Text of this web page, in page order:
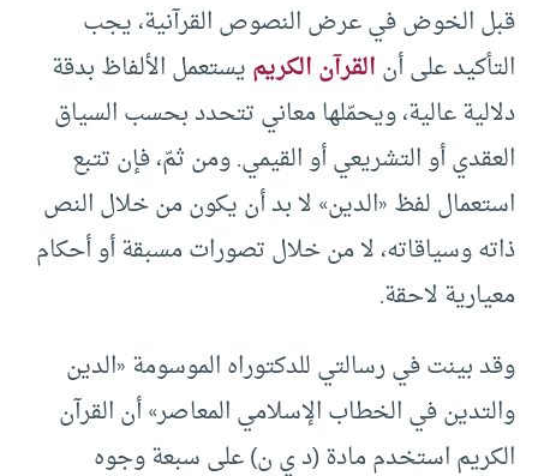
قبل الخوض في عرض النصوص القرآنية، يجب
التأكيد على أنالقرآن الكريميستعمل الألفاظ بدقة
دلالية عالية، ويحمّلها معاني تتحدد بحسب السياق
العقدي أو التشريعي أو القيمي. ومن ثمّ، فإن تتبع
استعمال لفظ «الدين» لا بد أن يكون من خلال النص
ذاته وسياقاته، لا من خلال تصورات مسبقة أو أحكام
معيارية لاحقة.
وقد بينت في رسالتي للدكتوراه الموسومة «الدين
والتدين في الخطاب الإسلامي المعاصر» أن القرآن
الكريم استخدم مادة (د ي ن) على سبعة وجوه